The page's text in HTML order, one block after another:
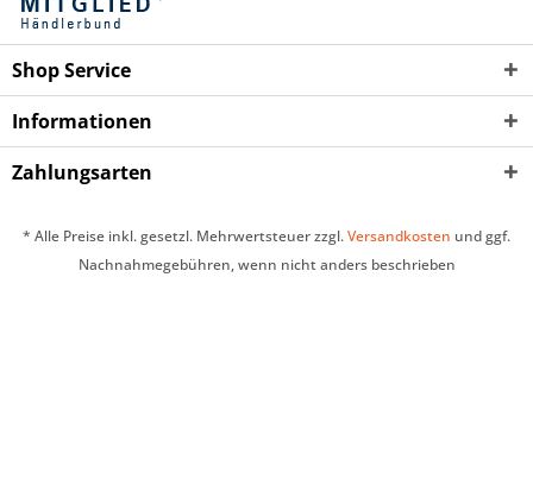
Shop Service
Informationen
Zahlungsarten
* Alle Preise inkl. gesetzl. Mehrwertsteuer zzgl.Versandkosten und ggf.
Nachnahmegebühren, wenn nicht anders beschrieben